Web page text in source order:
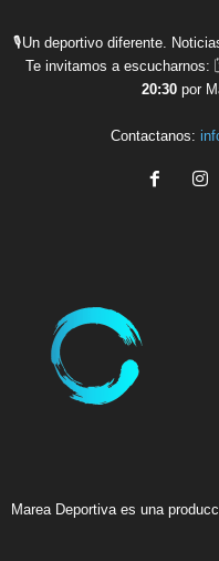
🎙Un deportivo diferente.
Te invitamos a escucharnos:
20:30 por
Contactanos:
Marea Deportiva es una